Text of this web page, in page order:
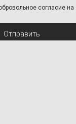
согласие
Отправить